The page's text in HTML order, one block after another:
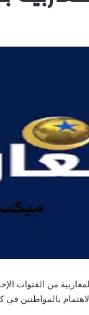
من القنوات
بالمواطنين في